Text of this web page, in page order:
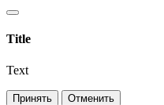
Title
Text
Принять Отменить